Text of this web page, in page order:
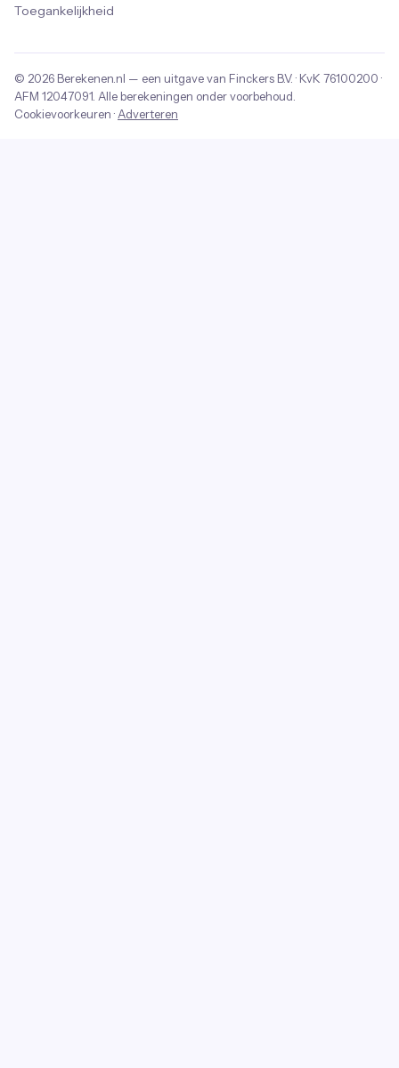
Toegankelijkheid
© 2026 Berekenen.nl — een uitgave van Finckers B.V. · KvK 76100200 ·
AFM 12047091 . Alle berekeningen onder voorbehoud.
Cookievoorkeuren · Adverteren